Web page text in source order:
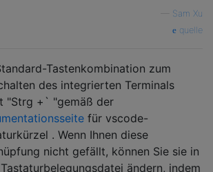
Sam Xu
quelle
Tastenkombination zum
des integrierten Terminals
"Strg +` "gemäß der
für vscode-
. Wenn Ihnen diese
nicht gefällt, können Sie sie in
ändern, indem